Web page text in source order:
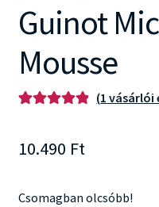
Guinot
Mousse
értékelés
(1 vásárlói
10.490 Ft
Csomagban olcsóbb!